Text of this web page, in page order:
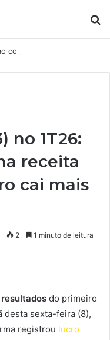
no 1T26:
receita
cai mais
2 1 minuto de leitura
resultados do primeiro
desta sexta-feira (8),
registrou lucro